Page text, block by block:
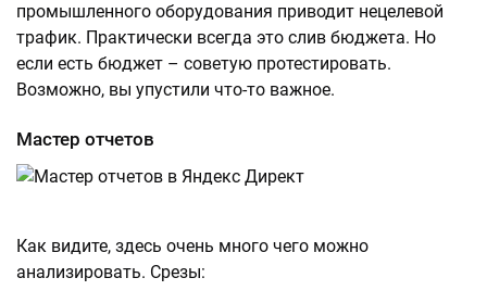
промышленного оборудования приводит нецелевой
трафик. Практически всегда это слив бюджета. Но
если есть бюджет – советую протестировать.
Возможно, вы упустили что-то важное.
Мастер отчетов
Как видите, здесь очень много чего можно
анализировать. Срезы: